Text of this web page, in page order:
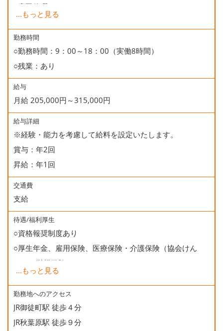
○慶弔休暇
○有給休暇
○誕生日休暇
...もっと見る
勤務時間
○勤務時間：9：00～18：00（実働8時間）
○残業：あり
給与
月給 205,000円～315,000円
給与詳細
※経験・能力を考慮して給料を設定いたします。
賞与：年2回
昇給：年1回
交通費
支給
待遇/福利厚生
○資格報奨制度あり
○厚生年金、雇用保険、医療保険・介護保険（協会けん
ぽ）、労災保険
○健康診断
○誕生日会
...もっと見る
勤務地へのアクセス
JR御徒町駅 徒歩４分
JR秋葉原駅 徒歩９分